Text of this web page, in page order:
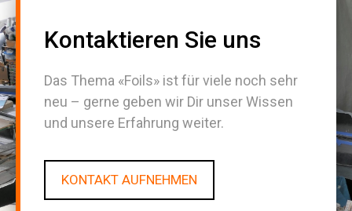
Kontaktieren Sie uns
Das Thema «Foils» ist für viele noch sehr
neu – gerne geben wir Dir unser Wissen
und unsere Erfahrung weiter.
KONTAKT AUFNEHMEN